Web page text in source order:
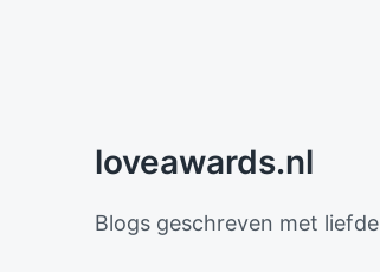
loveawards.nl
Blogs geschreven met liefde